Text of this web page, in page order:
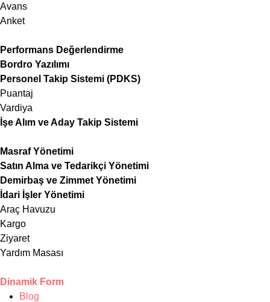
Avans
Anket
Performans Değerlendirme
Bordro Yazılımı
Personel Takip Sistemi (PDKS)
Puantaj
Vardiya
İşe Alım ve Aday Takip Sistemi
Masraf Yönetimi
Satın Alma ve Tedarikçi Yönetimi
Demirbaş ve Zimmet Yönetimi
İdari İşler Yönetimi
Araç Havuzu
Kargo
Ziyaret
Yardım Masası
Dinamik Form
Blog